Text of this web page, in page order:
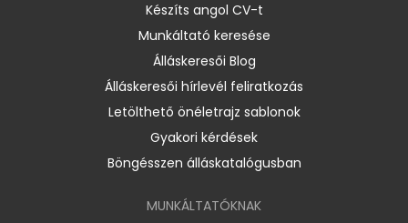
Készíts angol CV-t
Munkáltató keresése
Álláskeresői Blog
Álláskeresői hírlevél feliratkozás
Letölthető önéletrajz sablonok
Gyakori kérdések
Böngésszen álláskatalógusban
MUNKÁLTATÓKNAK